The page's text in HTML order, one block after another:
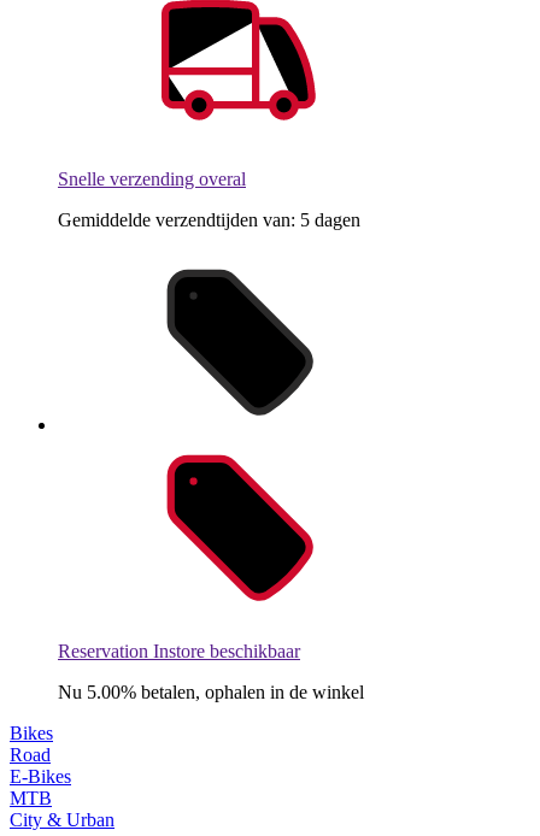
Snelle verzending overal
Gemiddelde verzendtijden van: 5 dagen
Reservation Instore beschikbaar
Nu 5.00% betalen, ophalen in de winkel
Bikes
Road
E-Bikes
MTB
City & Urban